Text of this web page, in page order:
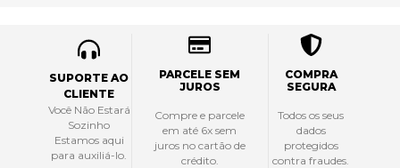
SUPORTE AO
CLIENTE
Você Não Estará
Sozinho
Estamos aqui
para auxiliá-lo.
PARCELE SEM
JUROS
Compre e parcele
em até 6x sem
juros no cartão de
crédito.
COMPRA
SEGURA
Todos os seus
dados
protegidos
contra fraudes.